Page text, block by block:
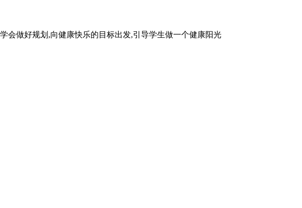
会做好规划,向健康快乐的目标出发,引导学生做一个健康阳光